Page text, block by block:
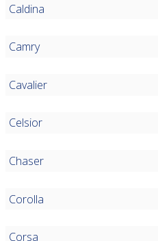
Caldina
Camry
Cavalier
Celsior
Chaser
Corolla
Corsa